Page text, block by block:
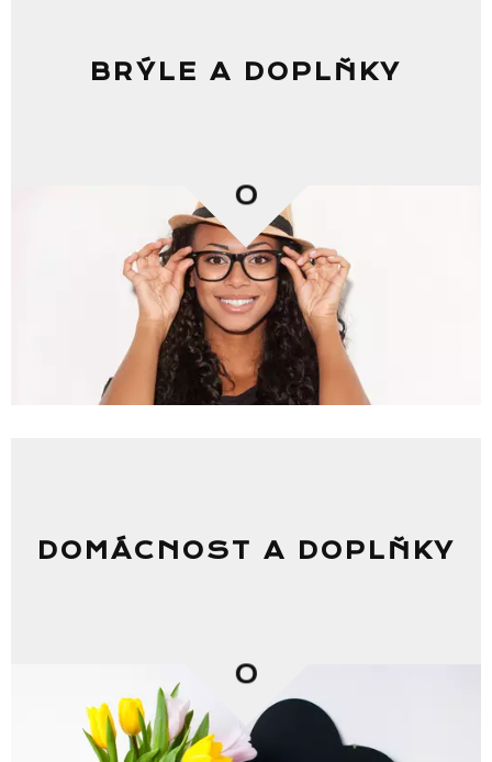
BRÝLE A DOPLŇKY
0
DOMÁCNOST A DOPLŇKY
0